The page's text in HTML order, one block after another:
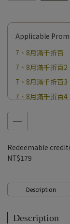
Applicable
7、8月滿千折百
7、8月滿千折百2
7、8月滿千折百3
7、8月滿千折百4
7、8月滿千折百5
7、8月滿千折百8
7、8月滿千折百
7、8月滿千折百
7、8月滿千折百12
Redeemable
NT$179
Description
Description